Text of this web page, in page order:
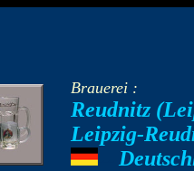
Brauerei :
Reudnitz
Leipzig-